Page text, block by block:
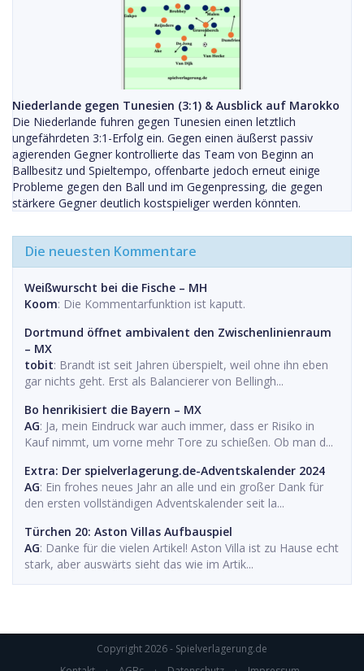
Niederlande gegen Tunesien (3:1) & Ausblick auf Marokko
Die Niederlande fuhren gegen Tunesien einen letztlich
ungefährdeten 3:1-Erfolg ein. Gegen einen äußerst passiv
agierenden Gegner kontrollierte das Team von Beginn an
Ballbesitz und Spieltempo, offenbarte jedoch erneut einige
Probleme gegen den Ball und im Gegenpressing, die gegen
stärkere Gegner deutlich kostspieliger werden könnten.
Die neuesten Kommentare
Weißwurscht bei die Fische – MH
Koom: Die Kommentarfunktion ist kaputt.
Dortmund öffnet ambivalent den Zwischenlinienraum
– MX
tobit: Brandt ist seit Jahren überspielt, weil ohne ihn eben
gar nichts geht. Erst als Balancierer von Bellingh...
Bo henrikisiert die Bayern – MX
AG: Ja, mein Eindruck war auch immer, dass er Risiko in
Kauf nimmt, um vorne mehr Tore zu schießen. Ob man d...
Extra: Der spielverlagerung.de-Adventskalender 2024
AG: Ein frohes neues Jahr an alle und ein großer Dank für
den ersten vollständigen Adventskalender seit la...
Türchen 20: Aston Villas Aufbauspiel
AG: Danke für die vielen Artikel! Aston Villa ist zu Hause echt
stark, aber auswärts sieht das wie im Artik...
Copyright 2026 - Spielverlagerung.de